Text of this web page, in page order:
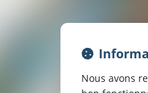
Nous avons